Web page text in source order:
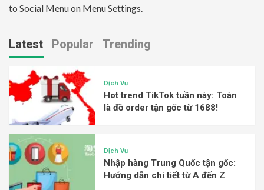
to Social Menu on Menu Settings.
Latest Popular Trending
Dịch Vụ
Hot trend TikTok tuần này: Toàn
là đồ order tận gốc từ 1688!
Dịch Vụ
Nhập hàng Trung Quốc tận gốc:
Hướng dẫn chi tiết từ A đến Z